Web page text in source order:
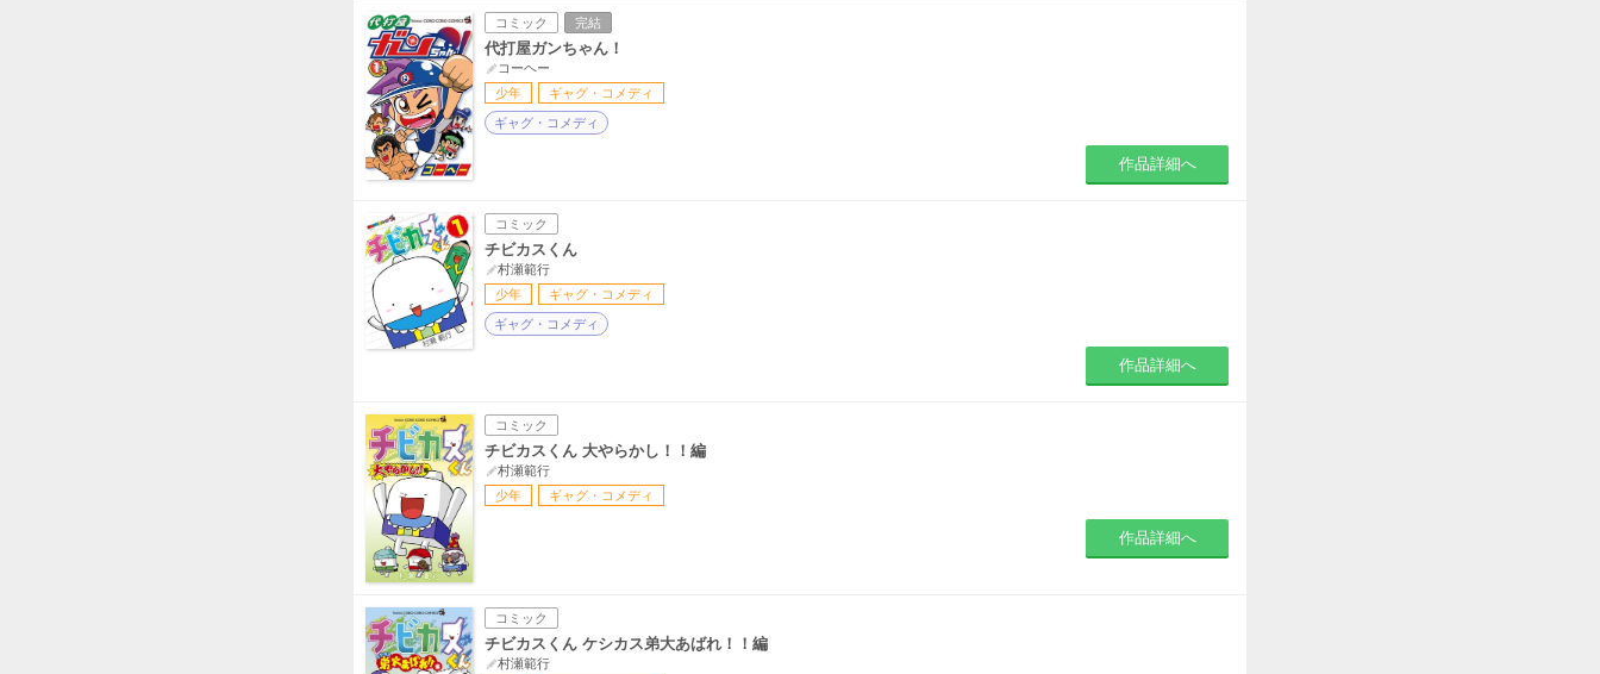
コミック 完結
代打屋ガンちゃん！
コーヘー
少年
ギャグ・コメディ
ギャグ・コメディ
作品詳細へ
コミック
チビカスくん
村瀬範行
少年
ギャグ・コメディ
ギャグ・コメディ
作品詳細へ
コミック
チビカスくん 大やらかし！！編
村瀬範行
少年
ギャグ・コメディ
作品詳細へ
コミック
チビカスくん ケシカス弟大あばれ！！編
村瀬範行